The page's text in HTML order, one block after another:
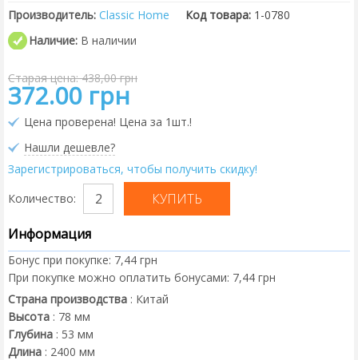
Производитель: Classic Home Код товара: 1-0780
Наличие: В наличии
Старая цена: 438,00 грн
372.00 грн
Цена проверена! Цена за 1шт.!
Нашли дешевле?
Зарегистрироваться, чтобы получить скидку!
Количество:
Информация
Бонус при покупке: 7,44 грн
При покупке можно оплатить бонусами: 7,44 грн
Страна производства : Китай
Высота : 78 мм
Глубина : 53 мм
Длина : 2400 мм